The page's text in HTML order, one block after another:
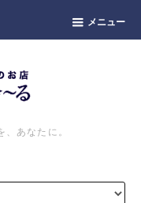
メニュー
あなたに。